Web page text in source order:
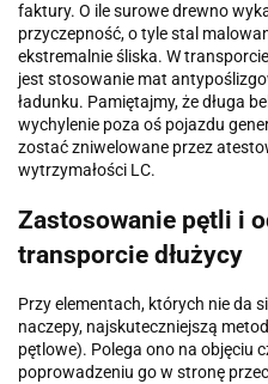
faktury. O ile surowe drewno
przyczepność, o tyle stal
ekstremalnie śliska. W
jest stosowanie mat
ładunku. Pamiętajmy, że długa
wychylenie poza oś pojazdu
zostać zniwelowane przez
wytrzymałości LC.
Zastosowanie pętli i
transporcie dłużycy
Przy elementach, których nie da
naczepy, najskuteczniejszą
pętlowe). Polega ono na objęciu
poprowadzeniu go w stronę